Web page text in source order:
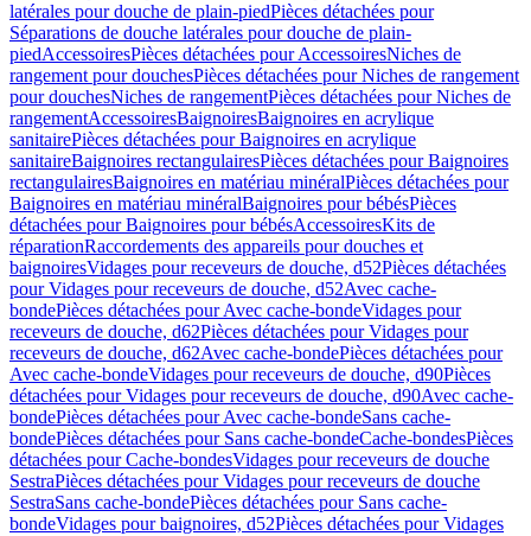
latérales pour douche de plain-piedPièces détachées pour
Séparations de douche latérales pour douche de plain-
piedAccessoiresPièces détachées pour AccessoiresNiches de
rangement pour douchesPièces détachées pour Niches de rangement
pour douchesNiches de rangementPièces détachées pour Niches de
rangementAccessoiresBaignoiresBaignoires en acrylique
sanitairePièces détachées pour Baignoires en acrylique
sanitaireBaignoires rectangulairesPièces détachées pour Baignoires
rectangulairesBaignoires en matériau minéralPièces détachées pour
Baignoires en matériau minéralBaignoires pour bébésPièces
détachées pour Baignoires pour bébésAccessoiresKits de
réparationRaccordements des appareils pour douches et
baignoiresVidages pour receveurs de douche, d52Pièces détachées
pour Vidages pour receveurs de douche, d52Avec cache-
bondePièces détachées pour Avec cache-bondeVidages pour
receveurs de douche, d62Pièces détachées pour Vidages pour
receveurs de douche, d62Avec cache-bondePièces détachées pour
Avec cache-bondeVidages pour receveurs de douche, d90Pièces
détachées pour Vidages pour receveurs de douche, d90Avec cache-
bondePièces détachées pour Avec cache-bondeSans cache-
bondePièces détachées pour Sans cache-bondeCache-bondesPièces
détachées pour Cache-bondesVidages pour receveurs de douche
SestraPièces détachées pour Vidages pour receveurs de douche
SestraSans cache-bondePièces détachées pour Sans cache-
bondeVidages pour baignoires, d52Pièces détachées pour Vidages